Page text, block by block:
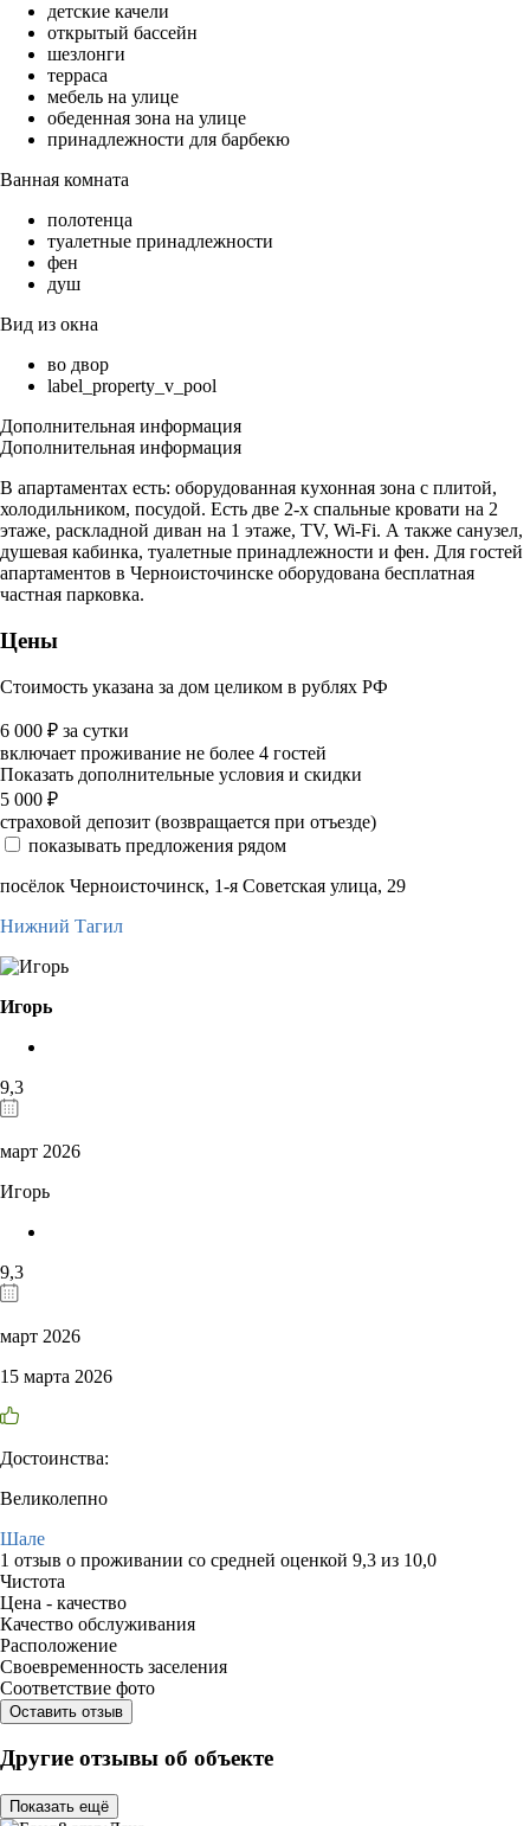
детские качели
открытый бассейн
шезлонги
терраса
мебель на улице
обеденная зона на улице
принадлежности для барбекю
Ванная комната
полотенца
туалетные принадлежности
фен
душ
Вид из окна
во двор
label_property_v_pool
Дополнительная информация
Дополнительная информация
В апартаментах есть: оборудованная кухонная зона с плитой,
холодильником, посудой. Есть две 2-х спальные кровати на 2
этаже, раскладной диван на 1 этаже, TV, Wi-Fi. А также санузел,
душевая кабинка, туалетные принадлежности и фен. Для гостей
апартаментов в Черноисточинске оборудована бесплатная
частная парковка.
Цены
Стоимость указана за дом целиком в рублях РФ
6 000 ₽ за сутки
включает проживание не более 4 гостей
Показать дополнительные условия и скидки
5 000 ₽
страховой депозит (возвращается при отъезде)
показывать предложения рядом
посёлок Черноисточинск, 1-я Советская улица, 29
Нижний Тагил
Игорь
9,3
март 2026
Игорь
9,3
март 2026
15 марта 2026
Достоинства:
Великолепно
Шале
1 отзыв о проживании со средней оценкой 9,3 из 10,0
Чистота
Цена - качество
Качество обслуживания
Расположение
Своевременность заселения
Соответствие фото
Оставить отзыв
Другие отзывы об объекте
Показать ещё